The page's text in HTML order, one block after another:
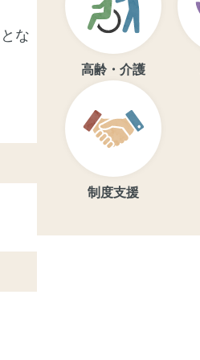
な
高齢・介護
制度支援